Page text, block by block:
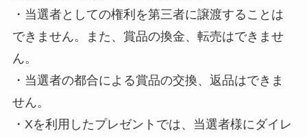
・当選者としての権利を第三者に譲渡することは
できません。また、賞品の換金、転売はできませ
ん。
・当選者の都合による賞品の交換、返品はできま
せん。
・Xを利用したプレゼントでは、当選者様にダイレ